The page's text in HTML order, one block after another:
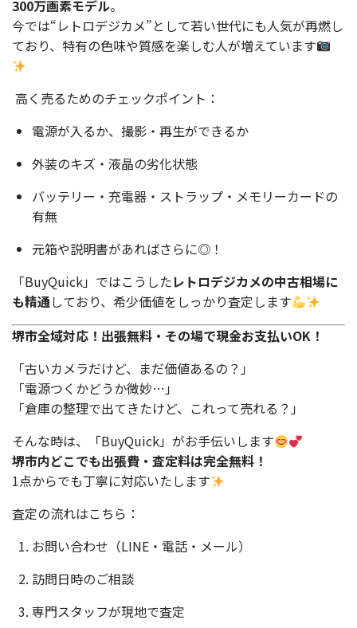
300万画素モデル。
今では“レトロデジカメ”として若い世代にも人気が再燃し
ており、特有の色味や質感を楽しむ人が増えています
高く売るためのチェックポイント：
電源が入るか、撮影・再生ができるか
外装のキズ・液晶の劣化状態
バッテリー・充電器・ストラップ・メモリーカードの
有無
元箱や説明書があればさらに◎！
「BuyQuick」ではこうしたレトロデジカメの中古相場に
も精通しており、希少価値をしっかり査定します
堺市全域対応！出張無料・その場で現金お支払いOK！
「古いカメラだけど、まだ価値あるの？」
「電源つくかどうか微妙…」
「倉庫の整理で出てきたけど、これって売れる？」
そんな時は、「BuyQuick」がお手伝いします
堺市内どこでも出張費・査定料は完全無料！
1点からでも丁寧に対応いたします
査定の流れはこちら：
お問い合わせ（LINE・電話・メール）
訪問日時のご相談
専門スタッフが現地で査定